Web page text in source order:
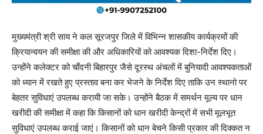
मुख्यमंत्री श्री साय ने कल सूरजपुर जिले में विभिन्न शासकीय कार्यक्रमों की
क्रियान्वयन की समीक्षा की और अधिकारियों को आवश्यक दिशा-निर्देश दिए।
उन्होंने कलेक्टर को चाँदनी बिहारपुर जैसे दूरस्थ अंचलों में बुनियादी आवश्यकताओं
को ध्यान में रखते हुए प्रस्ताव बना कर भेजने के निर्देश दिए ताकि उन स्थानो पर
बेहतर सुविधाएं उपलब्ध करायी जा सके। उन्होंने बैठक में समर्थन मूल्य पर धान
खरीदी की समीक्षा में कहा कि किसानों को धान खरीदी केन्द्रों में सभी मूलभूत
सुविधाएं उपलब्ध कराई जाएं। किसानों को धान बेचने किसी प्रकार की दिक्कत न